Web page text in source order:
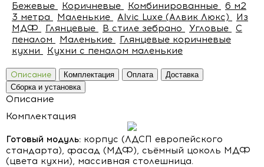
Бежевые Коричневые Комбинированные
6 м2
3 метра
Маленькие Alvic Luxe (Алвик Люкс)
Из
МДФ
Глянцевые В стиле зебрано Угловые
С
пеналом
Маленькие
Глянцевые коричневые
кухни
Кухни с пеналом маленькие
Описание Комплектация Оплата
Доставка
Сборка и установка
Описание
Комплектация
Готовый модуль: корпус (ЛДСП европейского
стандарта), фасад (МДФ), съёмный цоколь МДФ
(цвета кухни), массивная столешница.